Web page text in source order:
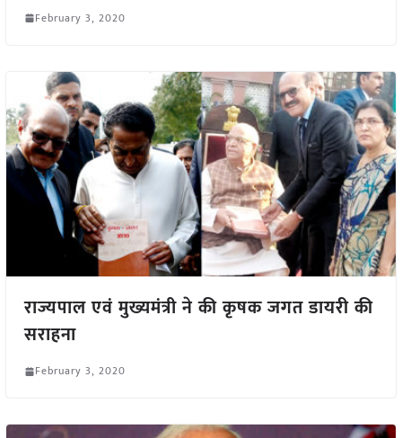
February 3, 2020
राज्यपाल एवं मुख्यमंत्री ने की कृषक जगत डायरी की
सराहना
February 3, 2020